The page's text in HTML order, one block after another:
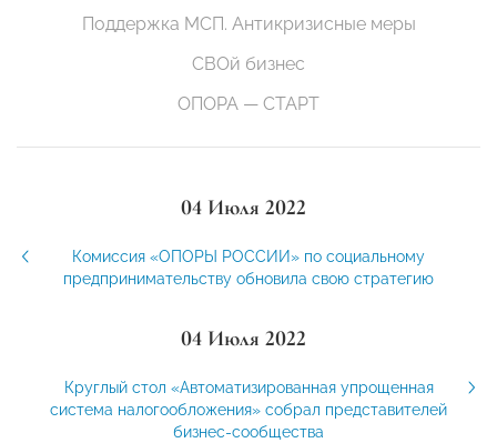
Поддержка МСП. Антикризисные меры
СВОй бизнес
ОПОРА — СТАРТ
04 Июля 2022
Комиссия «ОПОРЫ РОССИИ» по социальному
предпринимательству обновила свою стратегию
04 Июля 2022
Круглый стол «Автоматизированная упрощенная
система налогообложения» собрал представителей
бизнес-сообщества